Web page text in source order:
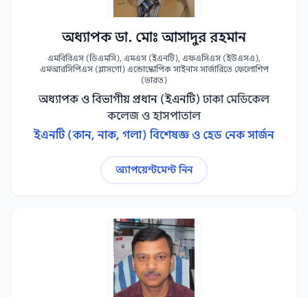
অধ্যাপক ডা. মোঃ আসাদুর রহমান
এমবিবিএস (ডিএমসি), এমএস (ইএনটি), এফএসিএস (ইউএসএ),
এমআরসিপিএস (গ্লাসগো) এন্ডোস্কোপিক সাইনাস সার্জারিতে ফেলোশিপ
(ভারত)
অধ্যাপক ও বিভাগীয় প্রধান (ইএনটি) ঢাকা মেডিকেল
কলেজ ও হাসপাতাল
ইএনটি (কান, নাক, গলা) বিশেষজ্ঞ ও হেড নেক সার্জন
অ্যাপয়েন্টমেন্ট নিন